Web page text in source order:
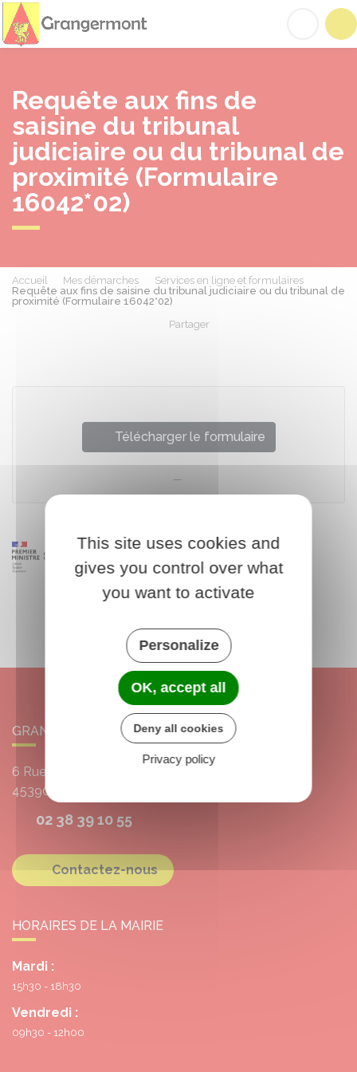
Requête aux fins de
saisine du tribunal
judiciaire ou du tribunal de
proximité (Formulaire
16042*02)
Accueil Mes démarches
Services en ligne et formulaires
Requête aux fins de saisine du tribunal judiciaire ou du tribunal de
proximité (Formulaire 16042*02)
Partager
Télécharger le formulaire
GRANGERMONT
6 Rue de l'École
45390
02 38 39 10 55
Contactez-nous
HORAIRES DE LA MAIRIE
Mardi :
15h30 - 18h30
Vendredi :
09h30 - 12h00
This site uses cookies and
gives you control over what
you want to activate
Personalize
OK, accept all
Deny all cookies
Privacy policy